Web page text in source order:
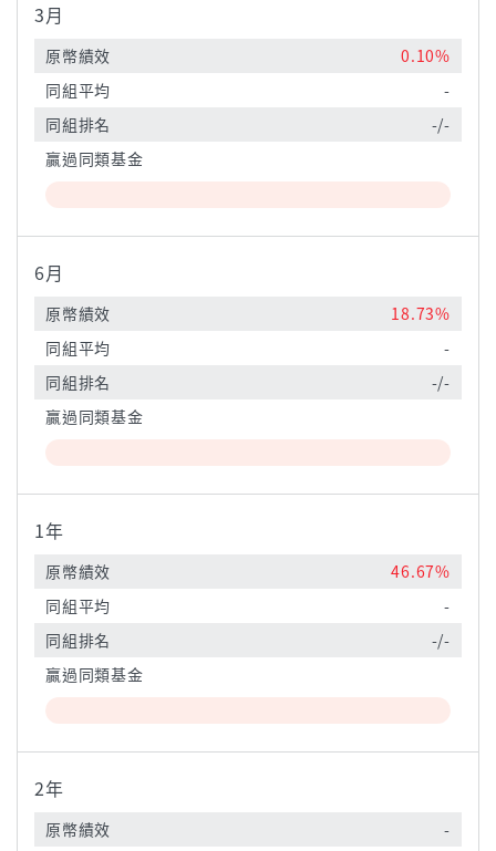
3月
原幣績效
0.10%
同組平均
-
同組排名
-/-
贏過同類基金
6月
原幣績效
18.73%
同組平均
-
同組排名
-/-
贏過同類基金
1年
原幣績效
46.67%
同組平均
-
同組排名
-/-
贏過同類基金
2年
原幣績效
-